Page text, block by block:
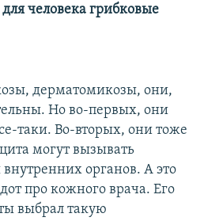
человека грибковые
дерматомикозы, они,
Но во-первых, они
таки. Во-вторых, они тоже
могут вызывать
внутренних органов. А это
про кожного врача. Его
выбрал такую